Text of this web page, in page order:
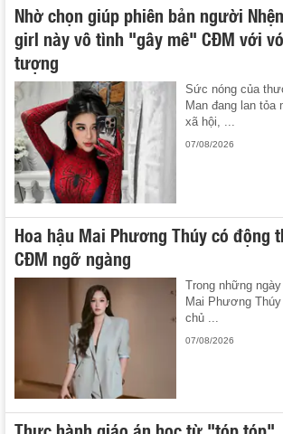
Nhờ chọn giúp phiên bản người
girl này vô tình "gây mê" CĐM với
tượng
Sức nóng của
Man đang lan tỏa
xã hội, ...
07/08/2026
Hoa hậu Mai Phương Thúy có động
CĐM ngỡ ngàng
Trong những
Mai Phương
chủ ...
07/08/2026